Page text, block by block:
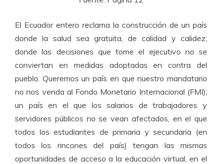
El Ecuador entero reclama la construcción de un país
donde la salud sea gratuita, de calidad y calidez;
donde las decisiones que tome el ejecutivo no se
conviertan en medidas adoptadas en contra del
pueblo. Queremos un país en que nuestro mandatario
no nos venda al Fondo Monetario Internacional (FMI);
un país en el que los salarios de trabajadores y
servidores públicos no se vean afectados, en el que
todos los estudiantes de primaria y secundaria (en
todos los rincones del país) tengan las mismas
oportunidades de acceso a la educación virtual, en el